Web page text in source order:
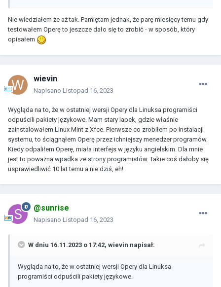
Nie wiedziałem że aż tak. Pamiętam jednak, że parę miesięcy temu gdy
testowałem Operę to jeszcze dało się to zrobić - w sposób, który
opisałem
wievin
Napisano Listopad 16, 2023
Wygląda na to, że w ostatniej wersji Opery dla Linuksa programiści
odpuścili pakiety językowe. Mam stary lapek, gdzie właśnie
zainstalowałem Linux Mint z Xfce. Pierwsze co zrobiłem po instalacji
systemu, to ściągnąłem Operę przez ichniejszy menedżer programów.
Kiedy odpaliłem Operę, miała interfejs w języku angielskim. Dla mnie
jest to poważna wpadka ze strony programistów. Takie coś dałoby się
usprawiedliwić 10 lat temu a nie dziś, eh!
@sunrise
Napisano Listopad 16, 2023
W dniu 16.11.2023 o 17:42, wievin napisał:
Wygląda na to, że w ostatniej wersji Opery dla Linuksa
programiści odpuścili pakiety językowe.